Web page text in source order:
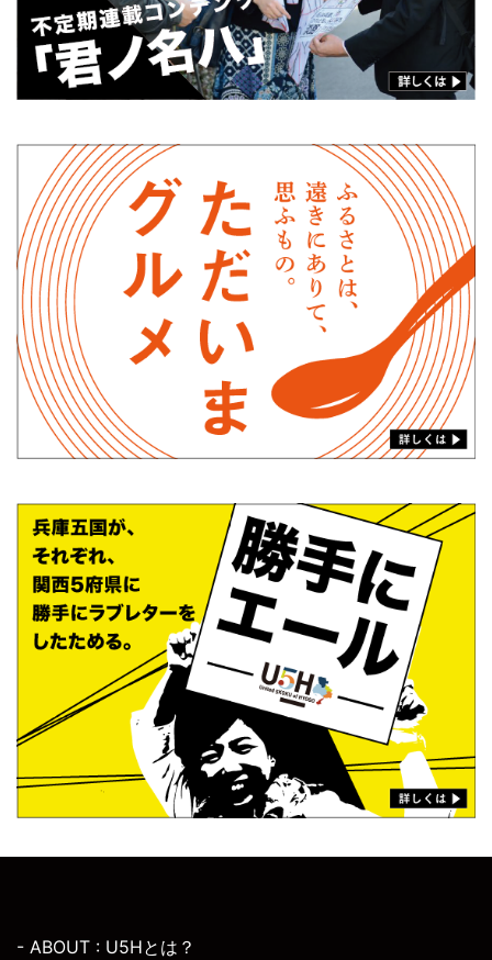
- ABOUT : U5Hとは？